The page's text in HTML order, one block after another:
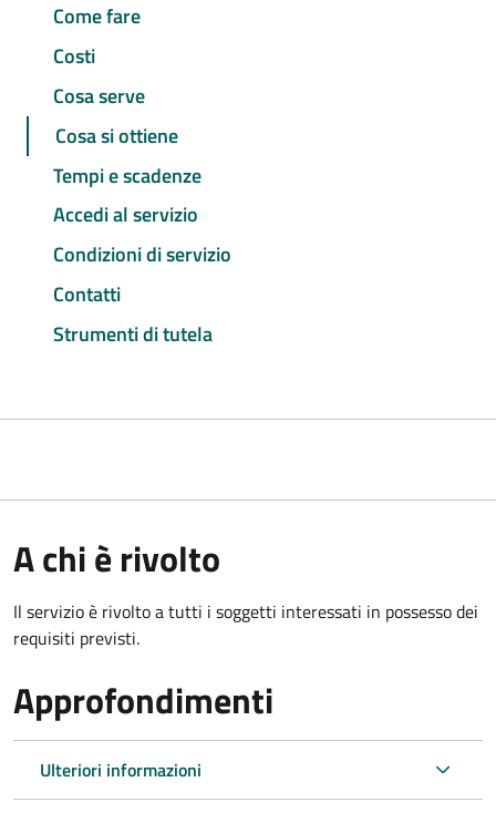
Come fare
Costi
Cosa serve
Cosa si ottiene
Tempi e scadenze
Accedi al servizio
Condizioni di servizio
Contatti
Strumenti di tutela
A chi è rivolto
Il servizio è rivolto a tutti i soggetti interessati in possesso dei
requisiti previsti.
Approfondimenti
Ulteriori informazioni